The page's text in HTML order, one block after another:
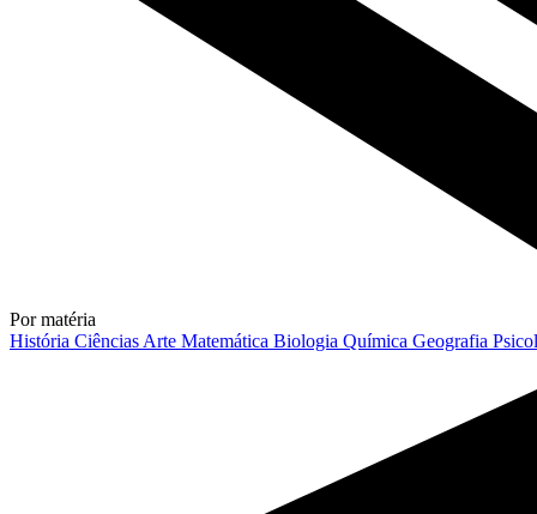
Por matéria
História Ciências Arte Matemática Biologia Química Geografia